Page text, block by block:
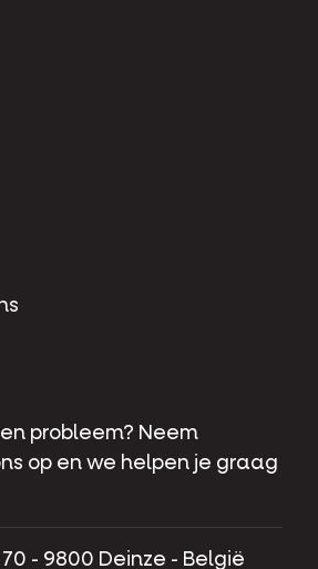
probleem? Neem
op en we helpen je graag
- 9800 Deinze - België